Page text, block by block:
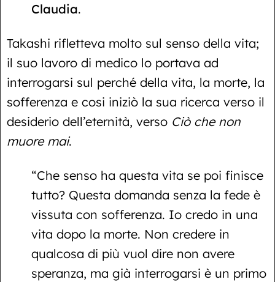
Claudia.
Takashi rifletteva molto sul senso della vita;
il suo lavoro di medico lo portava ad
interrogarsi sul perché della vita, la morte, la
sofferenza e cosi iniziò la sua ricerca verso il
desiderio dell’eternità, verso Ciò che non
muore mai.
“Che senso ha questa vita se poi finisce
tutto? Questa domanda senza la fede è
vissuta con sofferenza. Io credo in una
vita dopo la morte. Non credere in
qualcosa di più vuol dire non avere
speranza, ma già interrogarsi è un primo